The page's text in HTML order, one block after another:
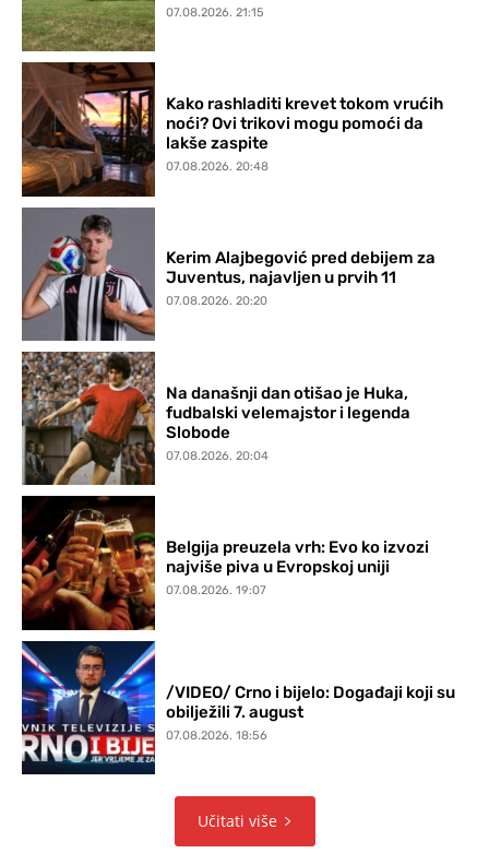
07.08.2026. 21:15
Kako rashladiti krevet tokom vrućih
noći? Ovi trikovi mogu pomoći da
lakše zaspite
07.08.2026. 20:48
Kerim Alajbegović pred debijem za
Juventus, najavljen u prvih 11
07.08.2026. 20:20
Na današnji dan otišao je Huka,
fudbalski velemajstor i legenda
Slobode
07.08.2026. 20:04
Belgija preuzela vrh: Evo ko izvozi
najviše piva u Evropskoj uniji
07.08.2026. 19:07
/VIDEO/ Crno i bijelo: Događaji koji su
obilježili 7. august
07.08.2026. 18:56
Učitati više